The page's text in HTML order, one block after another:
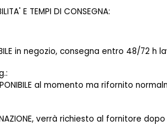
E TEMPI DI CONSEGNA:
in negozio, consegna entro 48/72 h
al momento ma rifornito
verrà richiesto al fornitore